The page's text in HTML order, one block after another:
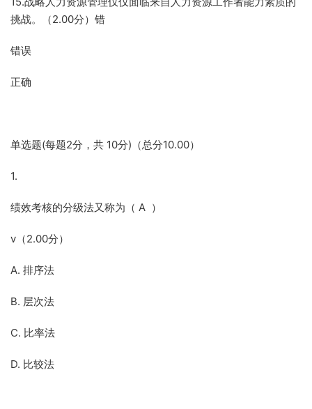
挑战。（2.00分）错
错误
正确
单选题(每题2分，共 10分)（总分10.00）
1.
绩效考核的分级法又称为（ A ）
v（2.00分）
A. 排序法
B. 层次法
C. 比率法
D. 比较法